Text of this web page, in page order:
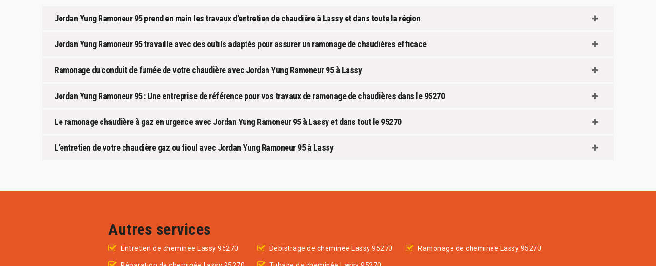
Jordan Yung Ramoneur 95 prend en main les travaux d'entretien de chaudière à Lassy et dans toute la région
Jordan Yung Ramoneur 95 travaille avec des outils adaptés pour assurer un ramonage de chaudières efficace
Ramonage du conduit de fumée de votre chaudière avec Jordan Yung Ramoneur 95 à Lassy
Jordan Yung Ramoneur 95 : Une entreprise de référence pour vos travaux de ramonage de chaudières dans le 95270
Le ramonage chaudière à gaz en urgence avec Jordan Yung Ramoneur 95 à Lassy et dans tout le 95270
L’entretien de votre chaudière gaz ou fioul avec Jordan Yung Ramoneur 95 à Lassy
Autres services
Entretien de cheminée Lassy 95270 Débistrage de cheminée Lassy 95270 Ramonage de cheminée Lassy 95270